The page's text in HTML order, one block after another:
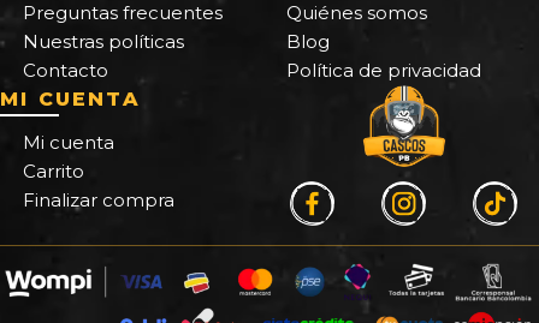
Preguntas frecuentes
Nuestras políticas
Contacto
Quiénes somos
Blog
Política de privacidad
MI CUENTA
Mi cuenta
Carrito
Finalizar compra